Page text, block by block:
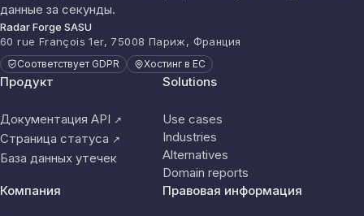
данные за секунды.
Radar Forge SASU
60 rue François 1er, 75008 Париж, Франция
Соответствует GDPR Хостинг в ЕС
Продукт
Документация API ↗
Страница статуса ↗
База данных утечек
Solutions
Use cases
Industries
Alternatives
Domain reports
Компания
Правовая информация